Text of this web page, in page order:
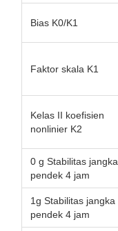
Bias K0/K1
Faktor skala K1
Kelas II koefisien
nonlinier K2
0 g Stabilitas jangka
pendek 4 jam
1g Stabilitas jangka
pendek 4 jam